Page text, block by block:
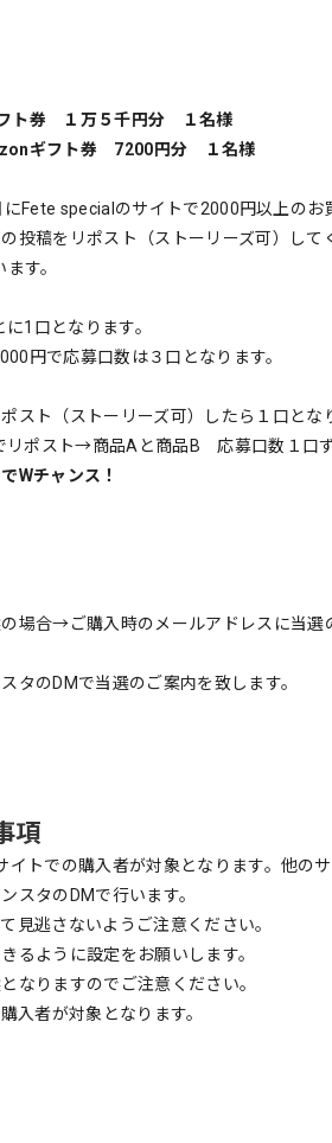
ト券 １万５千円分 １名様
ギフト券 7200円分 １名様
Fete specialのサイトで2000円以上のお
投稿をリポスト（ストーリーズ可）して
す。
1口となります。
円で応募口数は３口となります。
スト（ストーリーズ可）したら１口とな
リポスト→商品Aと商品B 応募口数１口
Wチャンス！
場合→ご購入時のメールアドレスに当選
タのDMで当選のご案内を致します。
項
トでの購入者が対象となります。他の
スタのDMで行います。
見逃さないようご注意ください。
るように設定をお願いします。
なりますのでご注意ください。
入者が対象となります。